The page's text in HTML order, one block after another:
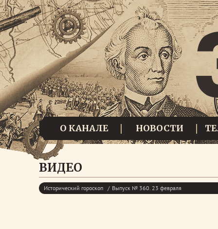
О КАНАЛЕ НОВОСТИ
ВИДЕО
Исторический гороскоп Выпуск № 360. 23 февраля